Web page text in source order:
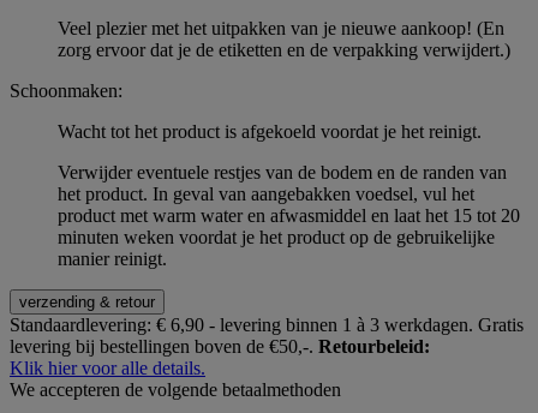
Veel plezier met het uitpakken van je nieuwe aankoop! (En
zorg ervoor dat je de etiketten en de verpakking verwijdert.)
Schoonmaken:
Wacht tot het product is afgekoeld voordat je het reinigt.
Verwijder eventuele restjes van de bodem en de randen van
het product. In geval van aangebakken voedsel, vul het
product met warm water en afwasmiddel en laat het 15 tot 20
minuten weken voordat je het product op de gebruikelijke
manier reinigt.
verzending & retour
Standaardlevering: € 6,90 - levering binnen 1 à 3 werkdagen. Gratis
levering bij bestellingen boven de €50,-. Retourbeleid:
Klik hier voor alle details.
We accepteren de volgende betaalmethoden